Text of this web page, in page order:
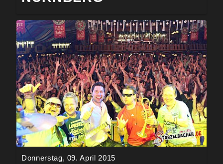
Donnerstag, 09. April 2015